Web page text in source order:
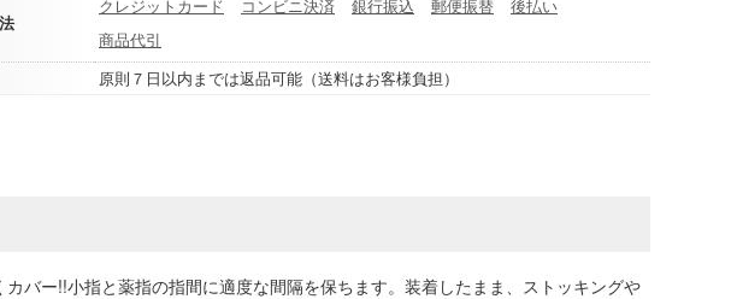
クレジットカード コンビニ決済 銀行振込 郵便振替
後払い
商品代引
原則７日以内までは返品可能（送料はお客様負担）
バー!!小指と薬指の指間に適度な間隔を保ちます。装着したまま、ストッキングや